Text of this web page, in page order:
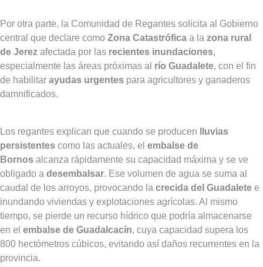
Por otra parte, la Comunidad de Regantes solicita al Gobierno
central que declare como Zona Catastrófica a la zona rural
de Jerez afectada por las recientes inundaciones,
especialmente las áreas próximas al río Guadalete, con el fin
de habilitar ayudas urgentes para agricultores y ganaderos
damnificados.
Los regantes explican que cuando se producen
lluvias
persistentes como las actuales, el embalse de
Bornos alcanza rápidamente su capacidad máxima y se ve
obligado a desembalsar. Ese volumen de agua se suma al
caudal de los arroyos, provocando la crecida del Guadalete e
inundando viviendas y explotaciones agrícolas. Al mismo
tiempo, se pierde un recurso hídrico que podría almacenarse
en el embalse de Guadalcacín, cuya capacidad supera los
800 hectómetros cúbicos, evitando así daños recurrentes en la
provincia.